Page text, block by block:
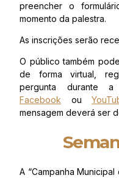
preencher o
momento da palestra.
As inscrições serão
O público também
de forma virtual,
pergunta durante
Facebook ou
mensagem deverá ser
A “Campanha